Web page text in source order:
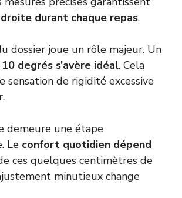
durant chaque repas.
dossier joue un rôle majeur. Un
degrés s’avère idéal. Cela
sensation de rigidité excessive
demeure une étape
Le confort quotidien dépend
ces quelques centimètres de
minutieux change